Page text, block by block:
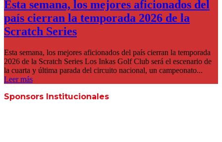
Esta semana, los mejores aficionados del
país cierran la temporada 2026 de la
Scratch Series
Esta semana, los mejores aficionados del país cierran la temporada
2026 de la Scratch Series Los Inkas Golf Club será el escenario de
la cuarta y última parada del circuito nacional, un campeonato...
Leer más
Sponsors Institucionales